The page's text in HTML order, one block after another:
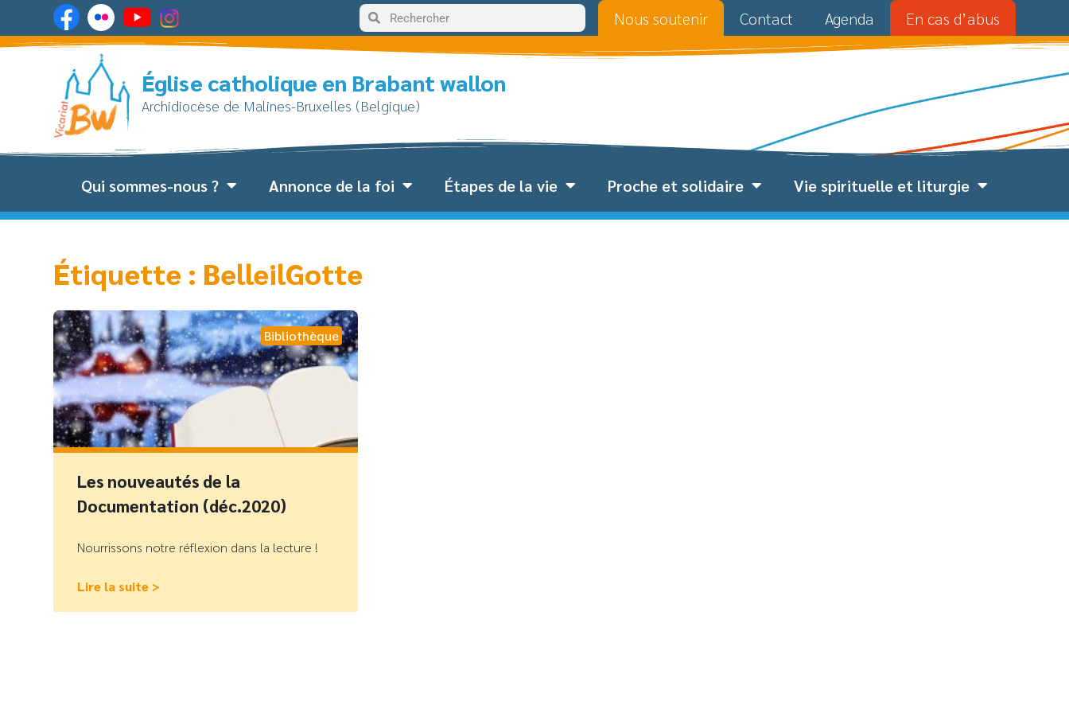
Nous soutenir Contact Agenda En cas d’abus
Église catholique en Brabant wallon
Archidiocèse de Malines-Bruxelles (Belgique)
Qui sommes-nous ? Annonce de la foi Étapes de la vie Proche et solidaire Vie spirituelle et liturgie
Étiquette : BelleilGotte
Bibliothèque
Les nouveautés de la
Documentation (déc.2020)
Nourrissons notre réflexion dans la lecture !
Lire la suite >